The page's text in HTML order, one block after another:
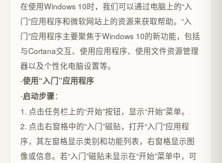
在使用Windows 10时，我们可以通过电脑上的“入
门”应用程序和微软网站上的资源来获取帮助。“入
门”应用程序主要聚焦于Windows 10的新功能，包括
与Cortana交互、使用应用程序、使用文件资源管理
器以及个性化电脑设置等。
-使用“入门”应用程序
-启动步骤：
1. 点击任务栏上的“开始”按钮，显示“开始”菜单。
2. 点击右窗格中的“入门”磁贴，打开“入门”应用程
序，其左窗格显示类别和功能列表，右窗格显示图
像或信息。若“入门”磁贴未显示在“开始”菜单中，可